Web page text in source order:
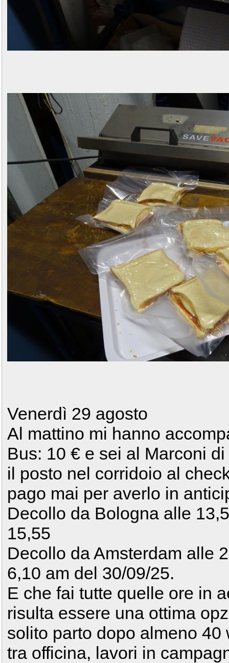
Venerdì 29 agosto
Al mattino mi hanno
Bus: 10 € e sei al Marconi
il posto nel corridoio al
pago mai per averlo in
Decollo da Bologna alle
15,55
Decollo da Amsterdam alle
6,10 am del 30/09/25.
E che fai tutte quelle ore in
risulta essere una ottima
solito parto dopo almeno
tra officina, lavori in